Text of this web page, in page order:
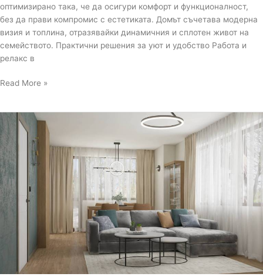
оптимизирано така, че да осигури комфорт и функционалност,
без да прави компромис с естетиката. Домът съчетава модерна
визия и топлина, отразявайки динамичния и сплотен живот на
семейството. Практични решения за уют и удобство Работа и
релакс в
Read More »
Интериорен
проект
на
етаж
от
къща